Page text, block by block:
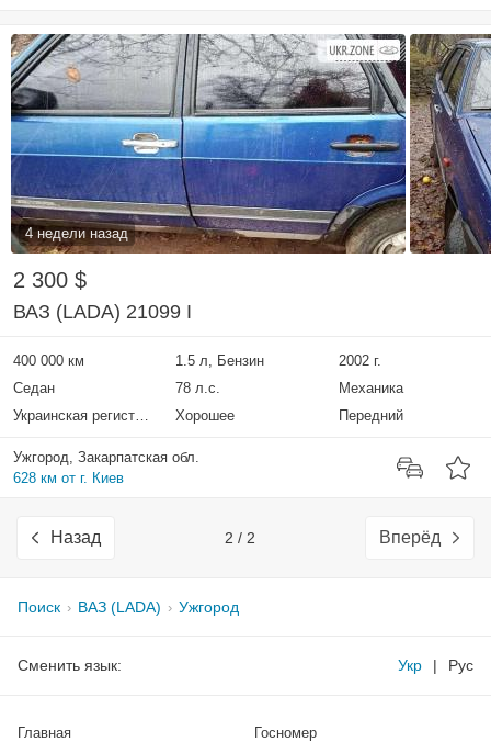
4 недели назад
2 300 $
ВАЗ (LADA) 21099 I
400 000 км 1.5 л, Бензин
2002 г.
Седан
78 л.с.
Механика
Украинская регистрация
Хорошее Передний
Ужгород, Закарпатская обл.
628 км от г. Киев
Назад 2 / 2 Вперёд
Поиск ВАЗ (LADA) Ужгород
Сменить язык: Укр | Рус
Главная Госномер